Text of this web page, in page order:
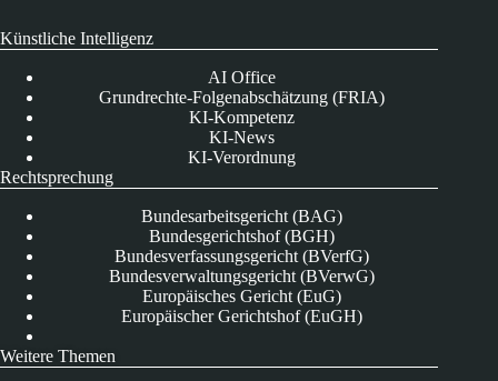
Künstliche Intelligenz
AI Office
Grundrechte-Folgenabschätzung (FRIA)
KI-Kompetenz
KI-News
KI-Verordnung
Rechtsprechung
Bundesarbeitsgericht (BAG)
Bundesgerichtshof (BGH)
Bundesverfassungsgericht (BVerfG)
Bundesverwaltungsgericht (BVerwG)
Europäisches Gericht (EuG)
Europäischer Gerichtshof (EuGH)
Weitere Themen